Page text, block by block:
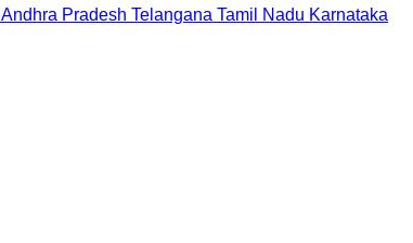
Andhra Pradesh Telangana Tamil Nadu Karnataka